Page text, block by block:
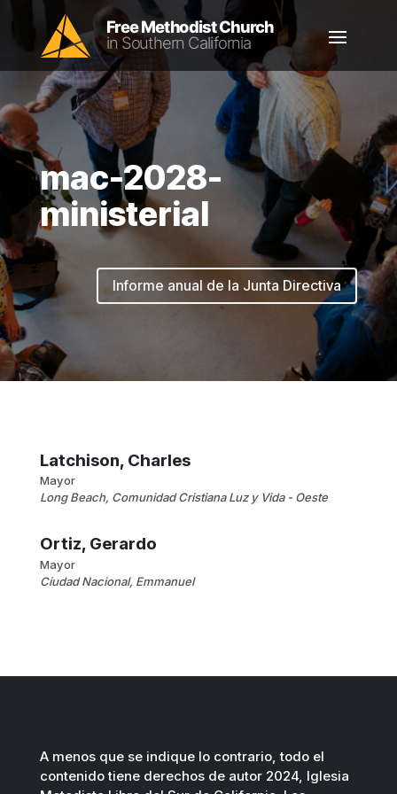
mac-2028-
ministerial
Informe anual de la Junta Directiva
Latchison, Charles
Mayor
Long Beach, Comunidad Cristiana Luz y Vida - Oeste
Ortiz, Gerardo
Mayor
Ciudad Nacional, Emmanuel
A menos que se indique lo contrario, todo el
contenido tiene derechos de autor 2024, Iglesia